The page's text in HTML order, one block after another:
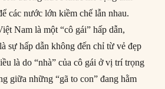
các nước lớn kiềm chế lẫn nhau.
Nam là một “cô gái” hấp dẫn,
sự hấp dẫn không đến chỉ từ vẻ đẹp
là do “nhà” của cô gái ở vị trí trọng
giữa những “gã to con” đang hằm